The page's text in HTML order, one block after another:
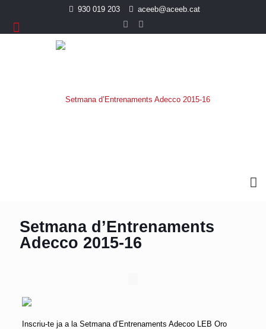
930 019 203 aceeb@aceeb.cat
Setmana d’Entrenaments
Adecco 2015-16
Inscriu-te ja a la Setmana d’Entrenaments Adecoo LEB Oro